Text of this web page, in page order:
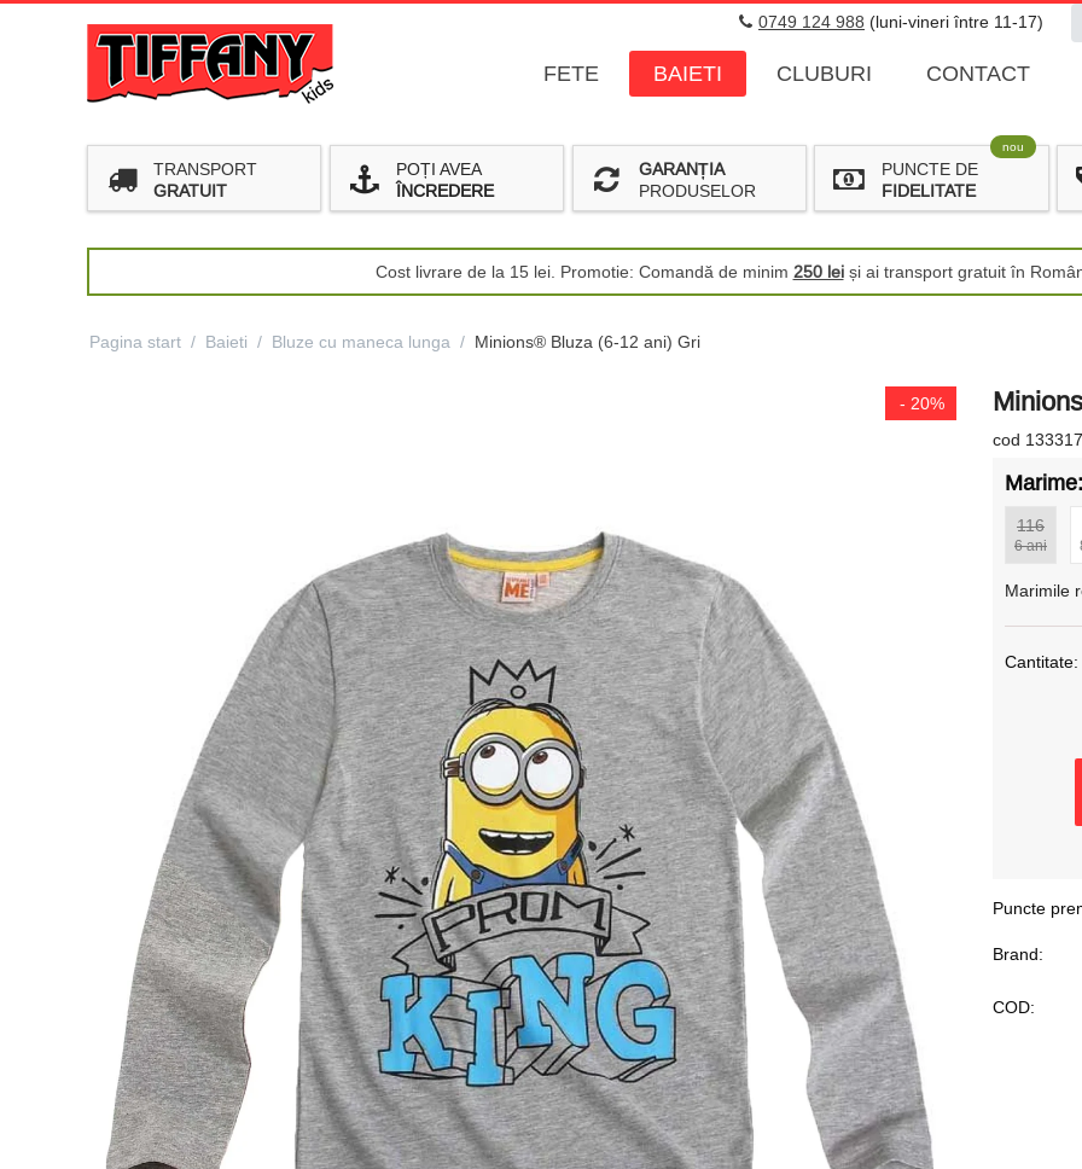
0749 124 988 (luni-vineri între 11-17)
FETE BAIETI CLUBURI CONTACT
TRANSPORT
GRATUIT
POȚI AVEA
ÎNCREDERE
GARANȚIA
PRODUSELOR
nou
PUNCTE DE
FIDELITATE
Cost livrare de la 15 lei. Promotie: Comandă de minim 250 leiși ai transport gratuit în
Pagina start / Baieti / Bluze cu maneca lunga / Minions® Bluza (6-12 ani) Gri
- 20%
cod
Marime:
116
6 ani
Marimile
Cantitate:
Puncte
Brand:
COD: